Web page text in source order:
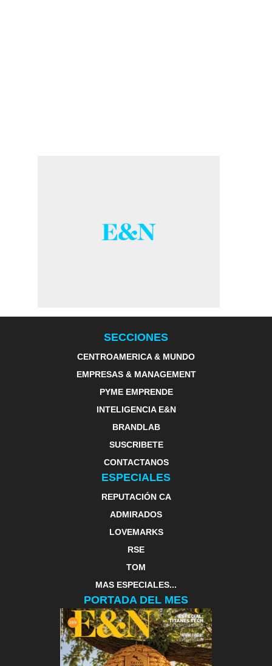
SECCIONES
CENTROAMERICA & MUNDO
EMPRESAS & MANAGEMENT
PYME EMPRENDE
INTELIGENCIA E&N
BRANDLAB
SUSCRIBETE
CONTACTANOS
ESPECIALES
REPUTACIÓN CA
ADMIRADOS
LOVEMARKS
RSE
TOM
MAS ESPECIALES...
PORTADA DEL MES